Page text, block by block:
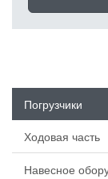
Погрузчики
Ходовая часть
Навесное